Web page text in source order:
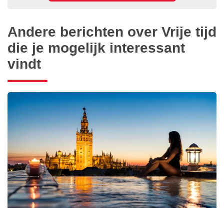
Andere berichten over Vrije tijd
die je mogelijk interessant
vindt